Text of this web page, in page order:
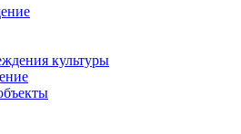
культуры